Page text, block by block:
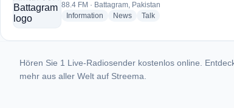
88.4 FM · Battagram, Pakistan
Information radio stations
Newsradio stations
Talkradio stations
Hören Sie 1 Live-Radiosender kostenlos online.
mehr aus aller Welt auf Streema.